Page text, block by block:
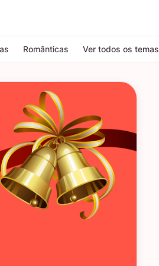
Românticas Ver todos os temas